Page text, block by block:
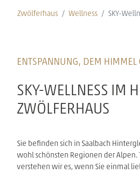
Zwölferhaus Wellness SKY-
ENTSPANNUNG, DEM HIMMEL
SKY-WELLNESS IM
ZWÖLFERHAUS
Sie befinden sich in Saalbach
wohl schönsten Regionen der Alpen.
verstehen wir es, wenn Sie einmal